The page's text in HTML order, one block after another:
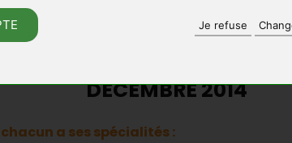
Je refuse
DE BGE
DE
DÉCEMBRE 2014
a ses spécialités :